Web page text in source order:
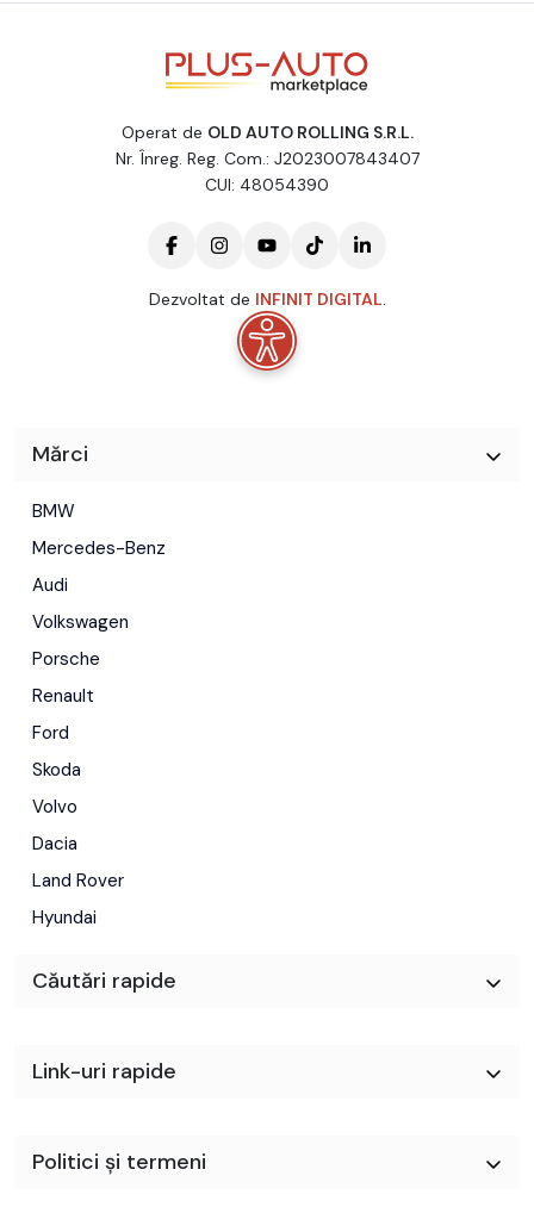
Operat de OLD AUTO ROLLING S.R.L.
Nr. Înreg. Reg. Com.: J2023007843407
CUI: 48054390
Dezvoltat de INFINIT DIGITAL.
Mărci
BMW
Mercedes-Benz
Audi
Volkswagen
Porsche
Renault
Ford
Skoda
Volvo
Dacia
Land Rover
Hyundai
Căutări rapide
Link-uri rapide
Politici și termeni